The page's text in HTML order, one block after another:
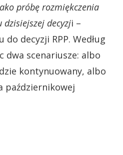
próbę rozmiękczenia
dzisiejszej decyzji –
decyzji RPP. Według
dwa scenariusze: albo
kontynuowany, albo
październikowej